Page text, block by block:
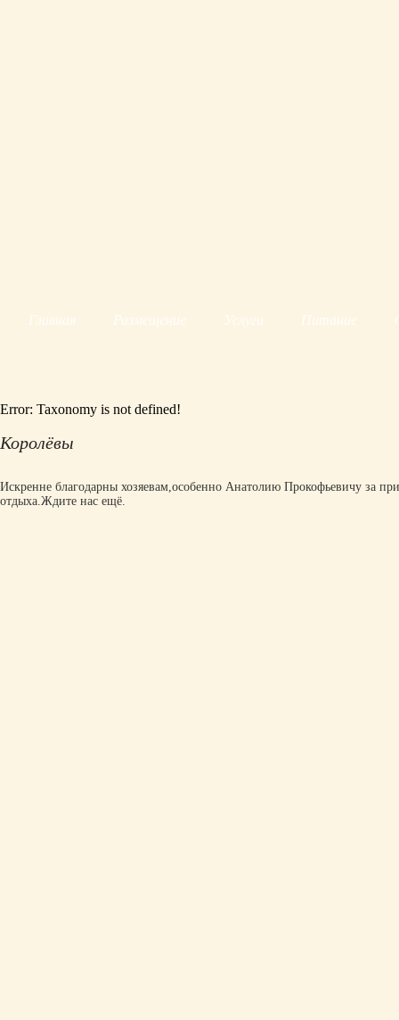
Главная Размещение Услуги Питание
Error: Taxonomy is not defined!
Королёвы
Искренне благодарны хозяевам,особенно Анатолию Прокофьевичу за
отдыха.Ждите нас ещё.